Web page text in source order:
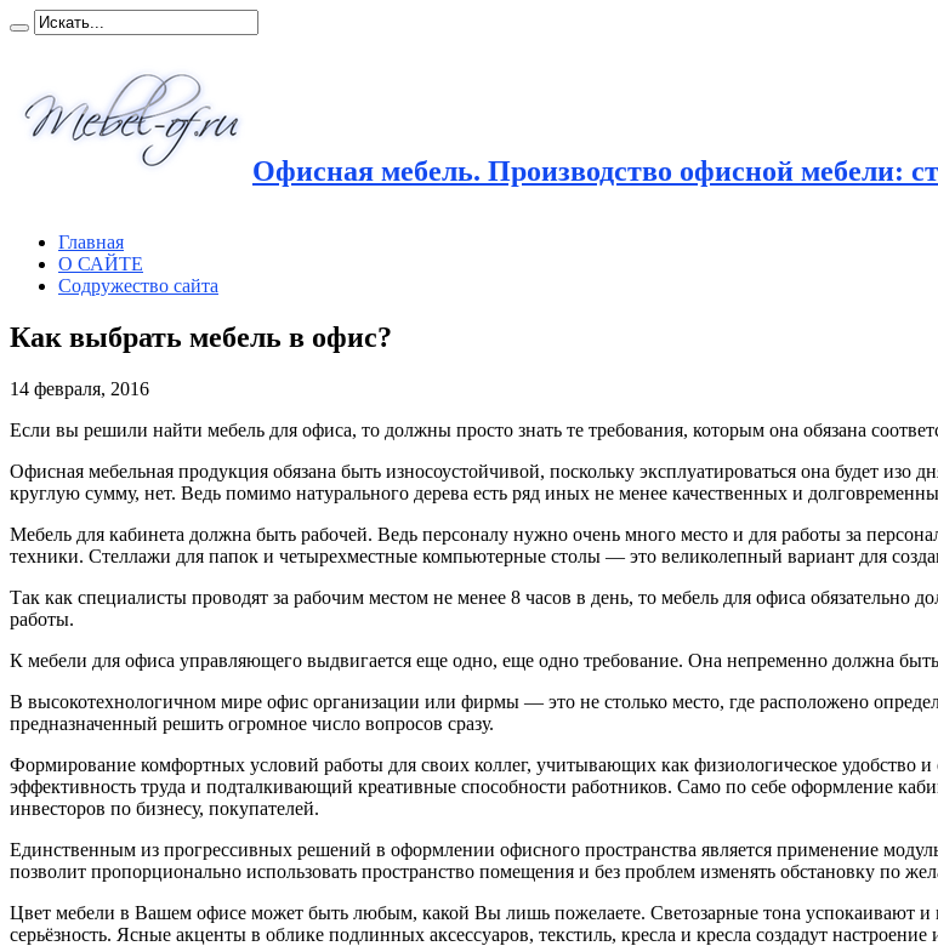
Офисная мебель. Производство офисной мебели:
Главная
О САЙТЕ
Содружество сайта
Как выбрать мебель в офис?
14 февраля, 2016
Если вы решили найти мебель для офиса, то должны просто знать те требования, которым она обязана
Офисная мебельная продукция обязана быть износоустойчивой, поскольку эксплуатироваться она будет
круглую сумму, нет. Ведь помимо натурального дерева есть ряд иных не менее качественных и
Мебель для кабинета должна быть рабочей. Ведь персоналу нужно очень много место и для работы за
техники. Стеллажи для папок и четырехместные компьютерные столы — это великолепный вариант для
Так как специалисты проводят за рабочим местом не менее 8 часов в день, то мебель для офиса
работы.
К мебели для офиса управляющего выдвигается еще одно, еще одно требование. Она непременно должна
В высокотехнологичном мире офис организации или фирмы — это не столько место, где расположено
предназначенный решить огромное число вопросов сразу.
Формирование комфортных условий работы для своих коллег, учитывающих как физиологическое
эффективность труда и подталкивающий креативные способности работников. Само по себе оформление
инвесторов по бизнесу, покупателей.
Единственным из прогрессивных решений в оформлении офисного пространства является применение
позволит пропорционально использовать пространство помещения и без проблем изменять обстановку по
Цвет мебели в Вашем офисе может быть любым, какой Вы лишь пожелаете. Светозарные тона успокаивают и
серьёзность. Ясные акценты в облике подлинных аксессуаров, текстиль, кресла и кресла создадут